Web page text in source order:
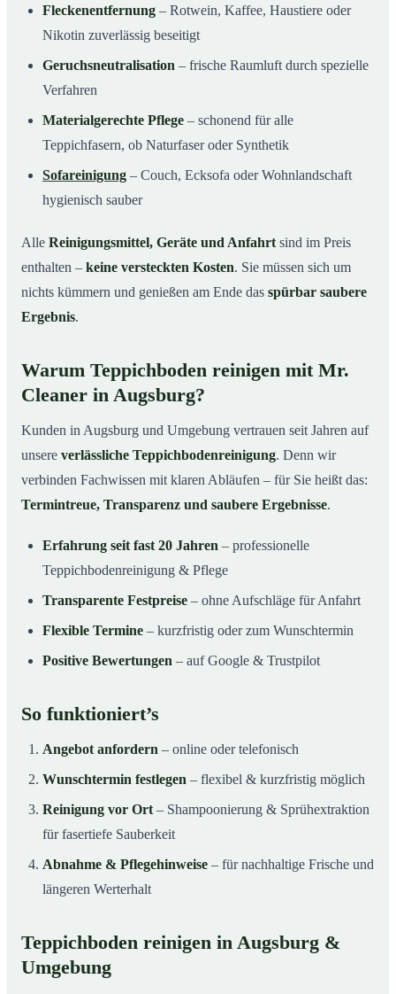
Fleckenentfernung – Rotwein, Kaffee, Haustiere oder
Nikotin zuverlässig beseitigt
Geruchsneutralisation – frische Raumluft durch spezielle
Verfahren
Materialgerechte Pflege – schonend für alle
Teppichfasern, ob Naturfaser oder Synthetik
Sofareinigung – Couch, Ecksofa oder Wohnlandschaft
hygienisch sauber
Alle Reinigungsmittel, Geräte und Anfahrt sind im Preis
enthalten – keine versteckten Kosten. Sie müssen sich um
nichts kümmern und genießen am Ende das spürbar saubere
Ergebnis.
Warum Teppichboden reinigen mit Mr.
Cleaner in Augsburg?
Kunden in Augsburg und Umgebung vertrauen seit Jahren auf
unsere verlässliche Teppichbodenreinigung. Denn wir
verbinden Fachwissen mit klaren Abläufen – für Sie heißt das:
Termintreue, Transparenz und saubere Ergebnisse.
Erfahrung seit fast 20 Jahren – professionelle
Teppichbodenreinigung & Pflege
Transparente Festpreise – ohne Aufschläge für Anfahrt
Flexible Termine – kurzfristig oder zum Wunschtermin
Positive Bewertungen – auf Google & Trustpilot
So funktioniert’s
Angebot anfordern – online oder telefonisch
Wunschtermin festlegen – flexibel & kurzfristig möglich
Reinigung vor Ort – Shampoonierung & Sprühextraktion
für fasertiefe Sauberkeit
Abnahme & Pflegehinweise – für nachhaltige Frische und
längeren Werterhalt
Teppichboden reinigen in Augsburg &
Umgebung